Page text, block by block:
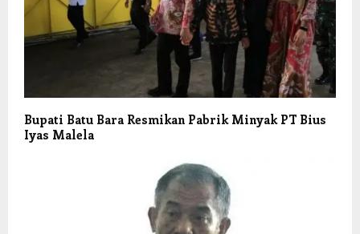
Bupati Batu Bara Resmikan Pabrik Minyak PT Bius
Iyas Malela